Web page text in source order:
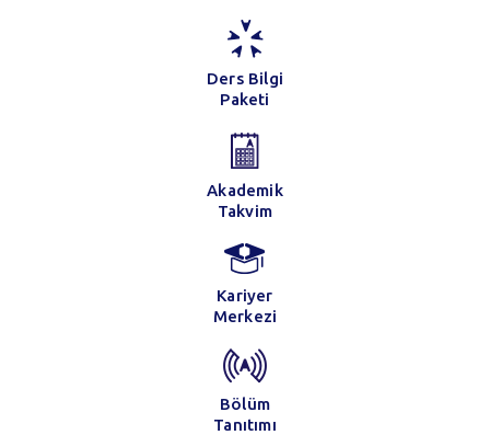
Ders Bilgi
Paketi
Akademik
Takvim
Kariyer
Merkezi
Bölüm
Tanıtımı